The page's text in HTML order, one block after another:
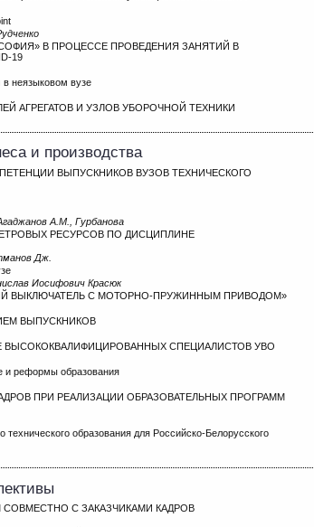
В ПРОЦЕССЕ ПРОВЕДЕНИЯ ЗАНЯТИЙ В
19
в неязыковом вузе
АГРЕГАТОВ И УЗЛОВ УБОРОЧНОЙ ТЕХНИКИ
и производства
ВЫПУСКНИКОВ ВУЗОВ ТЕХНИЧЕСКОГО
А.М., Гурбанова
РЕСУРСОВ ПО ДИСЦИПЛИНЕ
Дж.
Иосифович Красюк
ВЫКЛЮЧАТЕЛЬ С МОТОРНО-ПРУЖИННЫМ ПРИВОДОМ»
ВЫПУСКНИКОВ
ВЫСОКОКВАЛИФИЦИРОВАННЫХ СПЕЦИАЛИСТОВ УВО
и реформы образования
ПРИ РЕАЛИЗАЦИИ ОБРАЗОВАТЕЛЬНЫХ ПРОГРАММ
образования для Российско-Белорусского
С ЗАКАЗЧИКАМИ КАДРОВ